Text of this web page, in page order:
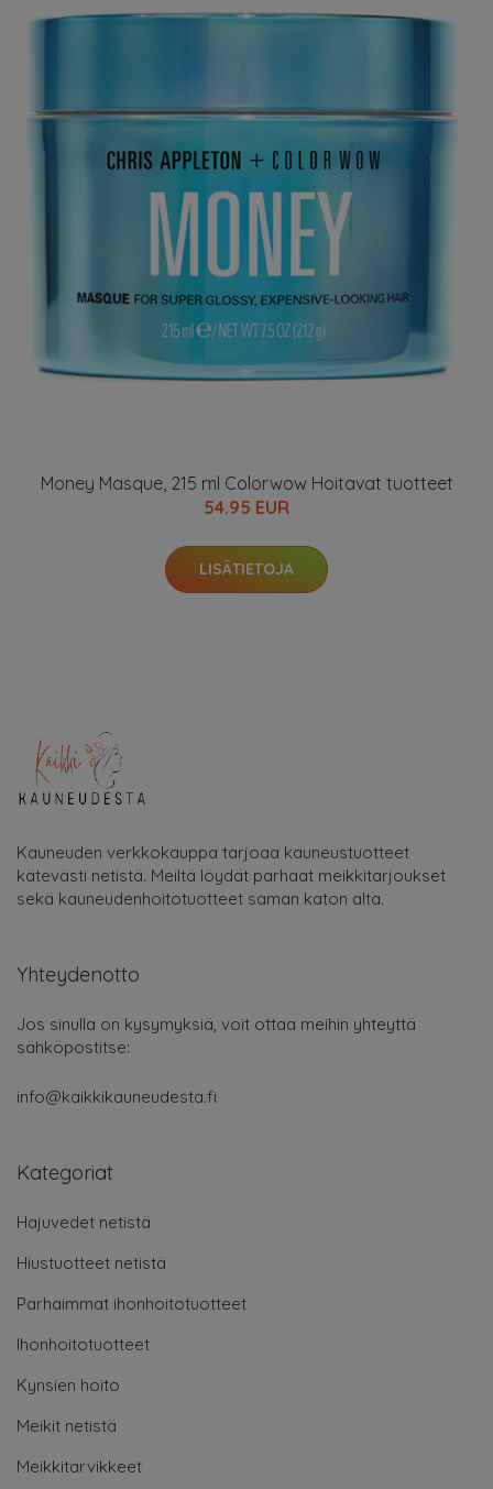
Money Masque, 215 ml Colorwow Hoitavat tuotteet
54.95 EUR
LISÄTIETOJA
Kauneuden verkkokauppa tarjoaa kauneustuotteet
kätevästi netistä. Meiltä löydät parhaat meikkitarjoukset
sekä kauneudenhoitotuotteet saman katon alta.
Yhteydenotto
Jos sinulla on kysymyksiä, voit ottaa meihin yhteyttä
sähköpostitse:
info@kaikkikauneudesta.fi
Kategoriat
Hajuvedet netistä
Hiustuotteet netistä
Parhaimmat ihonhoitotuotteet
Ihonhoitotuotteet
Kynsien hoito
Meikit netistä
Meikkitarvikkeet